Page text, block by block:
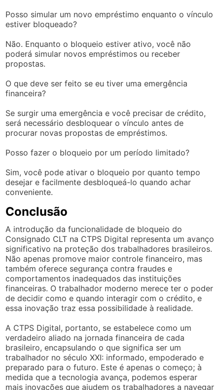
Posso simular um novo empréstimo enquanto o vínculo
estiver bloqueado?
Não. Enquanto o bloqueio estiver ativo, você não
poderá simular novos empréstimos ou receber
propostas.
O que deve ser feito se eu tiver uma emergência
financeira?
Se surgir uma emergência e você precisar de crédito,
será necessário desbloquear o vínculo antes de
procurar novas propostas de empréstimos.
Posso fazer o bloqueio por um período limitado?
Sim, você pode ativar o bloqueio por quanto tempo
desejar e facilmente desbloqueá-lo quando achar
conveniente.
Conclusão
A introdução da funcionalidade de bloqueio do
Consignado CLT na CTPS Digital representa um avanço
significativo na proteção dos trabalhadores brasileiros.
Não apenas promove maior controle financeiro, mas
também oferece segurança contra fraudes e
comportamentos inadequados das instituições
financeiras. O trabalhador moderno merece ter o poder
de decidir como e quando interagir com o crédito, e
essa inovação traz essa possibilidade à realidade.
A CTPS Digital, portanto, se estabelece como um
verdadeiro aliado na jornada financeira de cada
brasileiro, encapsulando o que significa ser um
trabalhador no século XXI: informado, empoderado e
preparado para o futuro. Este é apenas o começo; à
medida que a tecnologia avança, podemos esperar
mais inovações que ajudem os trabalhadores a navegar